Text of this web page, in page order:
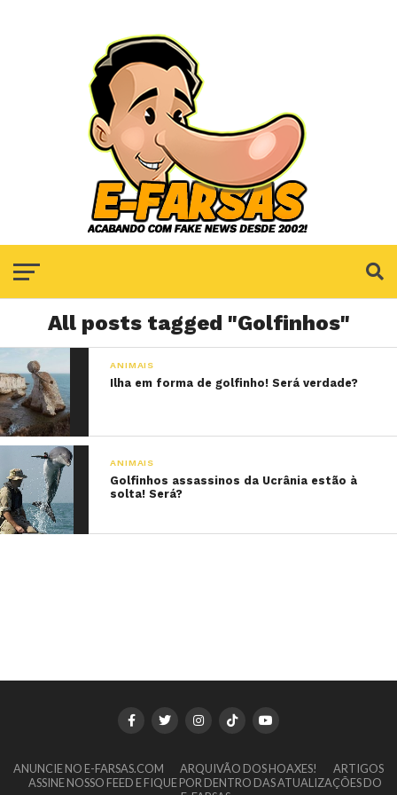
All posts tagged "Golfinhos"
ANIMAIS
Ilha em forma de golfinho! Será verdade?
ANIMAIS
Golfinhos assassinos da Ucrânia estão à
solta! Será?
ANUNCIE NO E-FARSAS.COM ARQUIVÃO DOS HOAXES!
ARTIGOS
ASSINE NOSSO FEED E FIQUE POR DENTRO DAS ATUALIZAÇÕES DO